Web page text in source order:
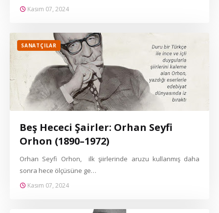
Kasım 07, 2024
SANATÇILAR
Beş Hececi Şairler: Orhan Seyfi
Orhon (1890–1972)
Orhan Seyfi Orhon, ilk şiirlerinde aruzu kullanmış daha
sonra hece ölçüsüne ge…
Kasım 07, 2024